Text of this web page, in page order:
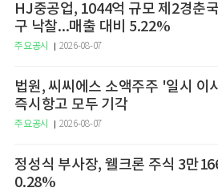
HJ중공업, 1044억 규모 제2경춘
구 낙찰...매출 대비 5.22%
주요공시 2026-08-07
법원, 씨씨에스 소액주주 '일시 이
즉시항고 모두 기각
주요공시 2026-08-07
정성식 부사장, 웰크론 주식 3만1669주 ↑…
0.28%